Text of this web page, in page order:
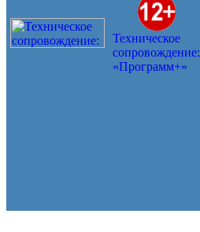
Техническое
сопровождение:
«Программ+»